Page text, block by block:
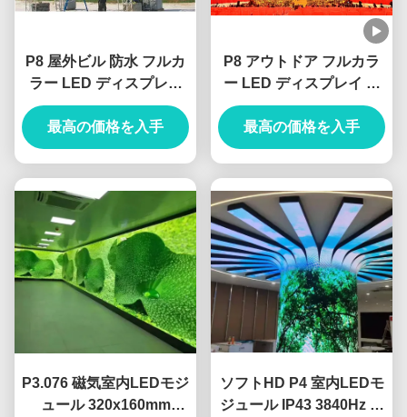
P8 屋外ビル 防水 フルカ
ラー LED ディスプレイ
モジュール 8mm
SMD3535 IP65
最高の価格を入手
P8 アウトドア フルカラ
ー LED ディスプレイ モ
ジュール スクリーン 空港
ハイウェイ コマンドセン
ター
最高の価格を入手
P3.076 磁気室内LEDモジ
ュール 320x160mm
ソフトHD P4 室内LEDモ
ジュール IP43 3840Hz 解